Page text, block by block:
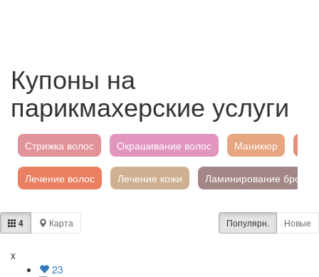
Купоны на
парикмахерские услуги
Стрижка волос Окрашивание волос Маникюр
Лечение волос Лечение кожи Ламинирование бровей
Оформление бровей Окрашивание ресниц
4 Карта Популярн. Новые
x
23